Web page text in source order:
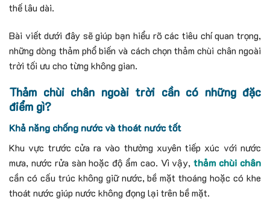
thế lâu dài.
Bài viết dưới đây sẽ giúp bạn hiểu rõ các tiêu chí quan trọng,
những dòng thảm phổ biến và cách chọn thảm chùi chân ngoài
trời tối ưu cho từng không gian.
Thảm chùi chân ngoài trời cần có những đặc
điểm gì?
Khả năng chống nước và thoát nước tốt
Khu vực trước cửa ra vào thường xuyên tiếp xúc với nước
mưa, nước rửa sàn hoặc độ ẩm cao. Vì vậy,thảm chùi chân
cần có cấu trúc không giữ nước, bề mặt thoáng hoặc có khe
thoát nước giúp nước không đọng lại trên bề mặt.